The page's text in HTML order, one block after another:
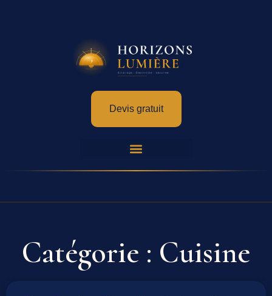
Devis gratuit
Catégorie : Cuisine